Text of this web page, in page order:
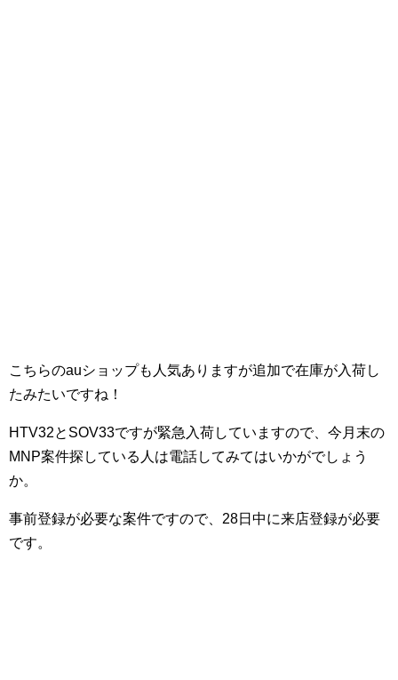
こちらのauショップも人気ありますが追加で在庫が入荷し
たみたいですね！
HTV32とSOV33ですが緊急入荷していますので、今月末の
MNP案件探している人は電話してみてはいかがでしょう
か。
事前登録が必要な案件ですので、28日中に来店登録が必要
です。